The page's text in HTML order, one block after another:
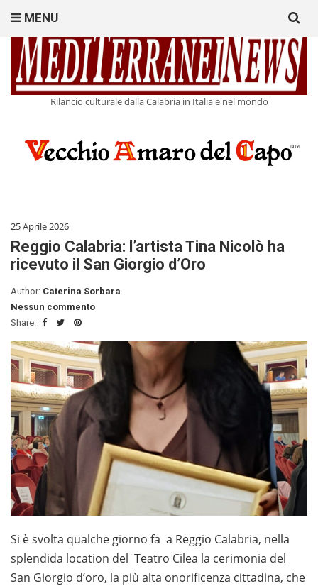
Rilancio culturale dalla Calabria in Italia e nel mondo
MENU
for:
25 Aprile 2026
Reggio Calabria: l’artista Tina Nicolò ha
ricevuto il San Giorgio d’Oro
Author: Caterina Sorbara
Nessun commento
Share:
Si è svolta qualche giorno fa a Reggio Calabria, nella
splendida location del Teatro Cilea la cerimonia del
San Giorgio d’oro, la più alta onorificenza cittadina, che